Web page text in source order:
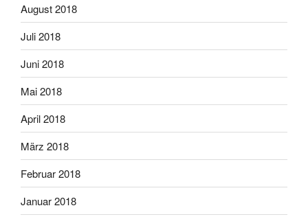
August 2018
Juli 2018
Juni 2018
Mai 2018
April 2018
März 2018
Februar 2018
Januar 2018